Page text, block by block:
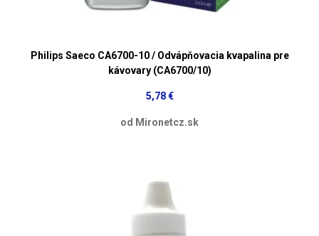
Philips Saeco CA6700-10 / Odvápňovacia kvapalina pre
kávovary (CA6700/10)
5,78 €
od Mironetcz.sk